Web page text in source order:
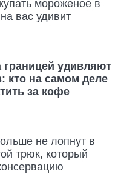
мороженое в
вас удивит
границей удивляют
кто на самом деле
за кофе
не лопнут в
трюк, который